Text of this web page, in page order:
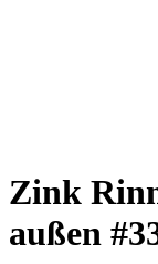
Zink
außen